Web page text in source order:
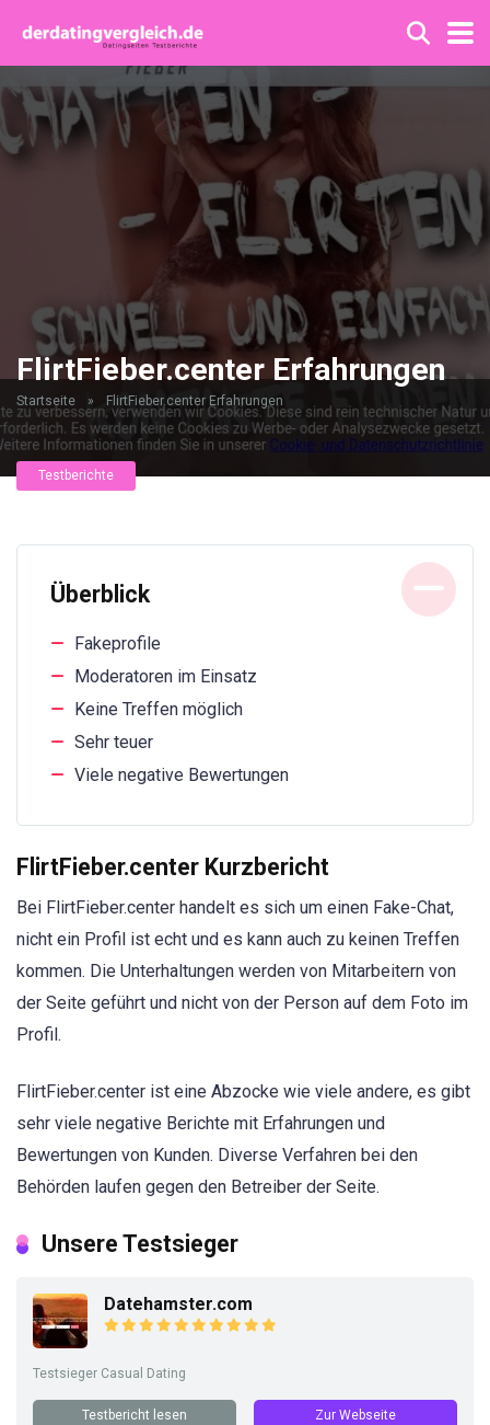
FlirtFieber.center Erfahrungen
Startseite » FlirtFieber.center Erfahrungen
Testberichte
Überblick
Fakeprofile
Moderatoren im Einsatz
Keine Treffen möglich
Sehr teuer
Viele negative Bewertungen
FlirtFieber.center Kurzbericht
Bei FlirtFieber.center handelt es sich um einen Fake-Chat,
nicht ein Profil ist echt und es kann auch zu keinen Treffen
kommen. Die Unterhaltungen werden von Mitarbeitern von
der Seite geführt und nicht von der Person auf dem Foto im
Profil.
FlirtFieber.center ist eine Abzocke wie viele andere, es gibt
sehr viele negative Berichte mit Erfahrungen und
Bewertungen von Kunden. Diverse Verfahren bei den
Behörden laufen gegen den Betreiber der Seite.
Unsere Testsieger
Datehamster.com
Testsieger Casual Dating
Testbericht lesen Zur Webseite